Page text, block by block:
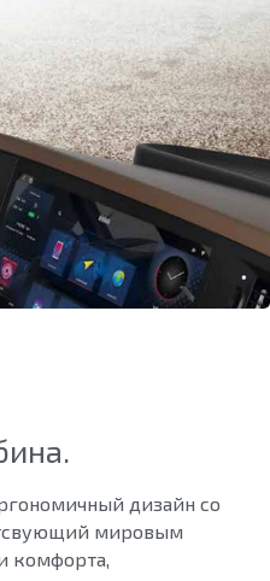
дизайн со
мировым
комфорта,